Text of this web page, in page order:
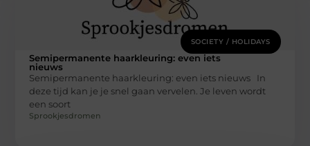
SOCIETY / HOLIDAYS
Semipermanente haarkleuring: even iets
nieuws
Semipermanente haarkleuring: even iets nieuws In
deze tijd kan je je snel gaan vervelen. Je leven wordt
een soort
Sprookjesdromen